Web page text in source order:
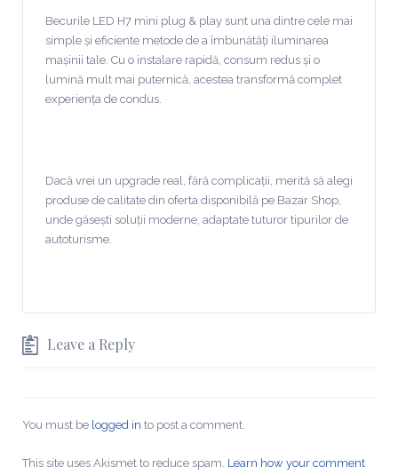
Becurile LED H7 mini plug & play sunt una dintre cele mai
simple și eficiente metode de a îmbunătăți iluminarea
mașinii tale. Cu o instalare rapidă, consum redus și o
lumină mult mai puternică, acestea transformă complet
experiența de condus.
Dacă vrei un upgrade real, fără complicații, merită să alegi
produse de calitate din oferta disponibilă pe Bazar Shop,
unde găsești soluții moderne, adaptate tuturor tipurilor de
autoturisme.
Leave a Reply
You must be logged in to post a comment.
This site uses Akismet to reduce spam. Learn how your comment